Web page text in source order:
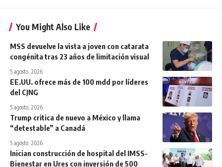
You Might Also Like
MSS devuelve la vista a joven con catarata
congénita tras 23 años de limitación visual
5 agosto, 2026
EE.UU. ofrece más de 100 mdd por líderes
del CJNG
5 agosto, 2026
Trump critica de nuevo a México y llama
“detestable” a Canadá
5 agosto, 2026
Inician construcción de hospital del IMSS-
Bienestar en Ures con inversión de 500